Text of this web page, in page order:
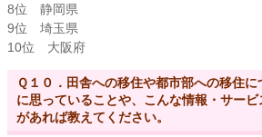
8位 静岡県
9位 埼玉県
10位 大阪府
Ｑ１０．田舎への移住や都市部への移住
に思っていることや、こんな情報・サー
があれば教えてください。